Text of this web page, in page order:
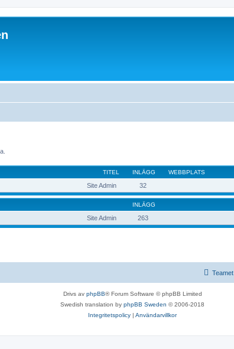
TITEL INLÄGG WEBBPLATS
Site Admin 32
INLÄGG
Site Admin 263
Teamet
Drivs av phpBB® Forum Software © phpBB Limited
Swedish translation by phpBB Sweden © 2006-2018
Integritetspolicy | Användarvillkor